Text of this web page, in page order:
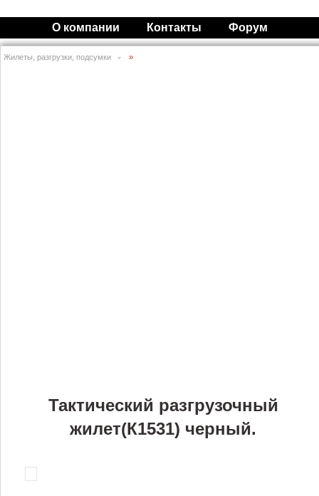
О компании Контакты Форум
Жилеты, разгрузки, подсумки »
Тактический разгрузочный
жилет(К1531) черный.